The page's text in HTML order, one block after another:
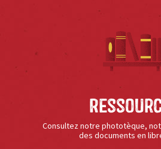
Consultez notre phototèque,
des documents en